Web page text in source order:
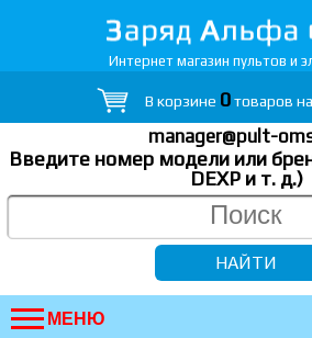
Интернет магазин пультов и
В корзине 0товаров
manager@pult-
Введите номер модели или
DEXP и т. д.)
МЕНЮ